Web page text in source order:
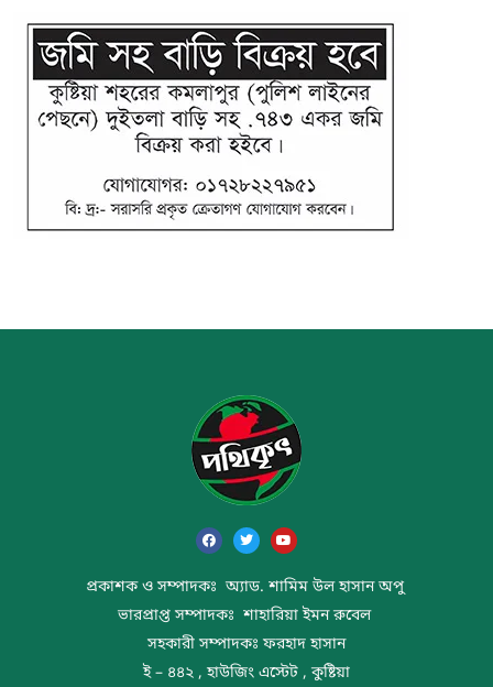
প্রকাশক ও সম্পাদকঃ অ্যাড. শামিম উল হাসান অপু
ভারপ্রাপ্ত সম্পাদকঃ শাহারিয়া ইমন রুবেল
সহকারী সম্পাদকঃ ফরহাদ হাসান
ই – ৪৪২ , হাউজিং এস্টেট , কুষ্টিয়া